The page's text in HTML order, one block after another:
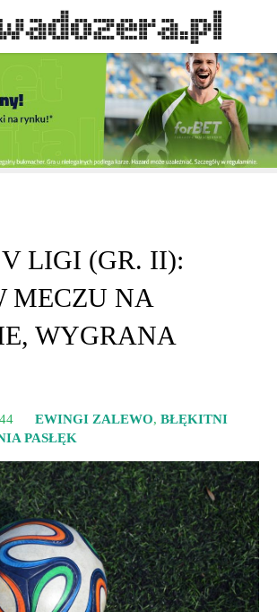
LIGI (GR. II):
MECZU NA
WYGRANA
EWINGI ZALEWO, BŁĘKITNI
PASŁĘK